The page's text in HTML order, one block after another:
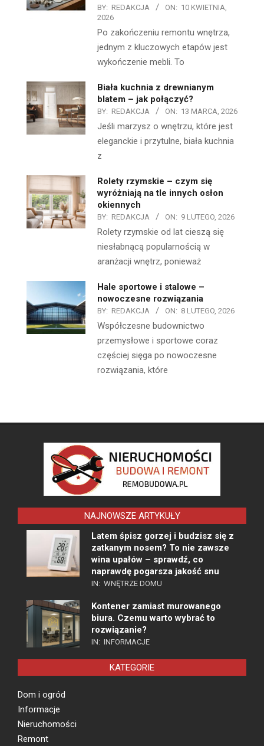
BY: REDAKCJA ON: 10 KWIETNIA,
2026
Po zakończeniu remontu wnętrza,
jednym z kluczowych etapów jest
wykończenie mebli. To
Biała kuchnia z drewnianym
blatem – jak połączyć?
BY: REDAKCJA ON: 13 MARCA, 2026
Jeśli marzysz o wnętrzu, które jest
eleganckie i przytulne, biała kuchnia
z
Rolety rzymskie – czym się
wyróżniają na tle innych osłon
okiennych
BY: REDAKCJA ON: 9 LUTEGO, 2026
Rolety rzymskie od lat cieszą się
niesłabnącą popularnością w
aranżacji wnętrz, ponieważ
Hale sportowe i stalowe –
nowoczesne rozwiązania
BY: REDAKCJA ON: 8 LUTEGO, 2026
Współczesne budownictwo
przemysłowe i sportowe coraz
częściej sięga po nowoczesne
rozwiązania, które
NAJNOWSZE ARTYKUŁY
Latem śpisz gorzej i budzisz się z
zatkanym nosem? To nie zawsze
wina upałów – sprawdź, co
naprawdę pogarsza jakość snu
IN: WNĘTRZE DOMU
Kontener zamiast murowanego
biura. Czemu warto wybrać to
rozwiązanie?
IN: INFORMACJE
KATEGORIE
Dom i ogród
Informacje
Nieruchomości
Remont